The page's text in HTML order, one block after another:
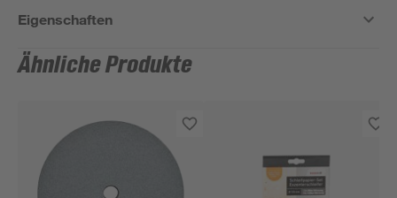
Eigenschaften
Ähnliche Produkte